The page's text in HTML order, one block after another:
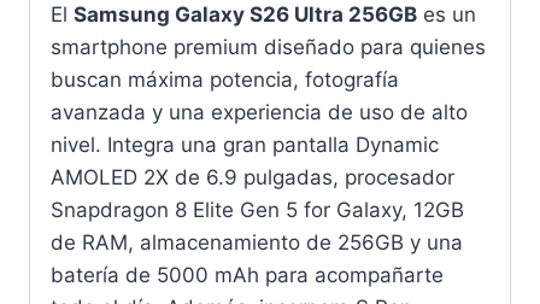
El Samsung Galaxy S26 Ultra 256GB es un
smartphone premium diseñado para quienes
buscan máxima potencia, fotografía
avanzada y una experiencia de uso de alto
nivel. Integra una gran pantalla Dynamic
AMOLED 2X de 6.9 pulgadas, procesador
Snapdragon 8 Elite Gen 5 for Galaxy, 12GB
de RAM, almacenamiento de 256GB y una
batería de 5000 mAh para acompañarte